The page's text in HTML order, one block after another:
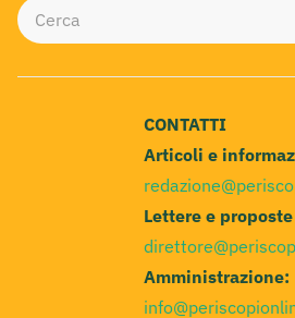
CONTATTI
Articoli e
Lettere e
Amministrazione: